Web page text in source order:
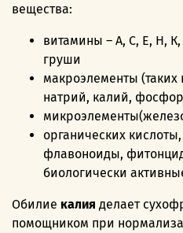
вещества:
витамины – А, С, Е, Н,
груши
макроэлементы (таких
натрий, калий,
органических
флавоноиды,
биологически
Обилие калия делает
помощником при